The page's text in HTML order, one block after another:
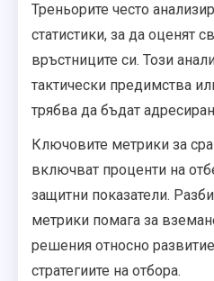
Треньорите често
статистики, за да оценят
връстниците си. Този
тактически предимства
трябва да бъдат
Ключовите метрики за
включват проценти на
защитни показатели.
метрики помага за
решения относно
стратегиите на отбора.